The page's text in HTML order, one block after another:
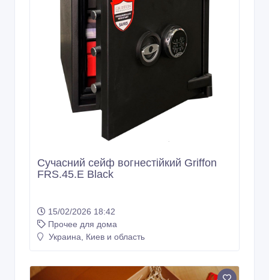
Сучасний сейф вогнестійкий Griffon
FRS.45.E Black
15/02/2026 18:42
Прочее для дома
Украина, Киев и область